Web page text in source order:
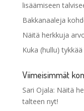
lisäämiseen
Bakkanaaleja
Näitä herkkuja
Kuka (hullu)
Viimeisimmät
Sari Ojala: Näitä
talteen nyt!